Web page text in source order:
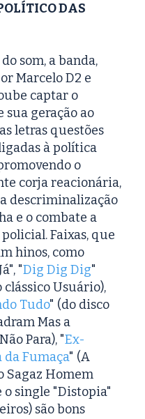
DAS
som, a banda,
Marcelo D2 e
captar o
sua geração ao
letras questões
à política
o
corja reacionária,
descriminalização
e o combate a
Faixas, que
hinos, como
"Dig Dig Dig"
clássico Usuário),
Tudo" (do disco
Mas a
Para), "Ex-
Fumaça" (A
Sagaz Homem
o single "Distopia"
são bons